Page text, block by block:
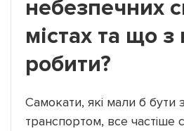
небезпечних
містах та що
робити?
Самокати, які мали б бути
транспортом, все